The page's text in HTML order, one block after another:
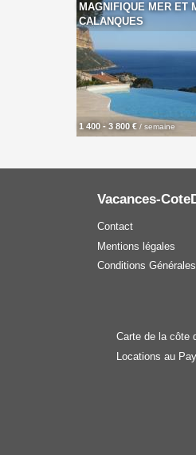
MAGNIFIQUE MER ET
CALANQUES
1 400 - 3 800 € / semaine
Vacances-
Contact
Mentions légales
Conditions
Carte de la côte
Locations au